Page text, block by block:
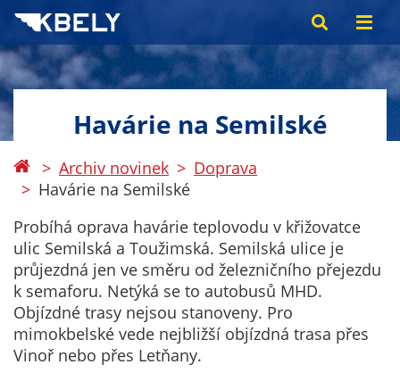
Havárie na Semilské
Archiv novinek
Doprava
Havárie na Semilské
Probíhá oprava havárie teplovodu v křižovatce
ulic Semilská a Toužimská. Semilská ulice je
průjezdná jen ve směru od železničního přejezdu
k semaforu. Netýká se to autobusů MHD.
Objízdné trasy nejsou stanoveny. Pro
mimokbelské vede nejbližší objízdná trasa přes
Vinoř nebo přes Letňany.